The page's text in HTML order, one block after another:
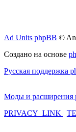
Ad Units phpBB ©
Создано на основе
Русская поддержка
Моды и расширения
PRIVACY_LINK |